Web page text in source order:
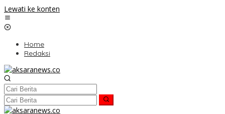
Lewati ke konten
Home
Redaksi